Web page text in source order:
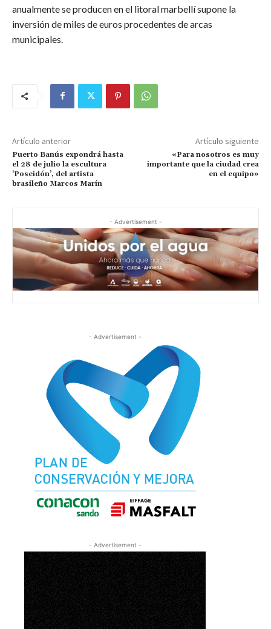
anualmente se producen en el litoral marbellí supone la
inversión de miles de euros procedentes de arcas
municipales.
Artículo anterior
Puerto Banús expondrá hasta
el 28 de julio la escultura
‘Poseidón’, del artista
brasileño Marcos Marín
Artículo siguiente
«Para nosotros es muy
importante que la ciudad crea
en el equipo»
- Advertisement -
- Advertisement -
- Advertisement -